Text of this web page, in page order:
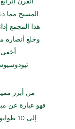
هذا المجمع
وخلع أنصاره
أخفى
من أبرز
فهو عبارة عن
إلى